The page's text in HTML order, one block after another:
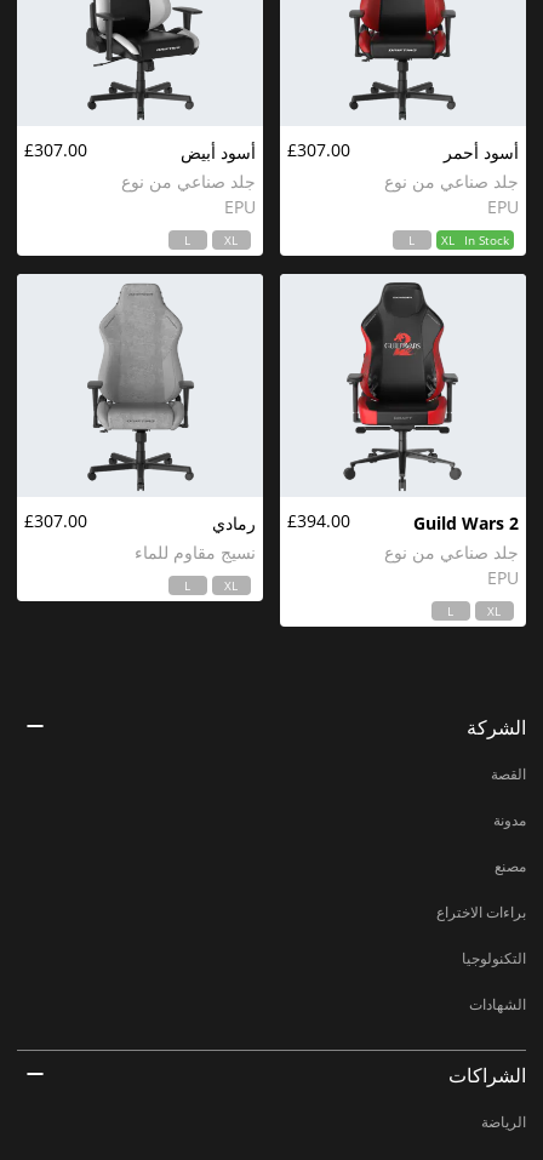
أسود أحمر
جلد صناعي من نوع
EPU
£307.00
In Stock
XL
L
أسود أبيض
جلد صناعي من نوع
EPU
£307.00
XL
L
Guild Wars 2
جلد صناعي من نوع
EPU
£394.00
XL
L
رمادي
نسيج مقاوم للماء
£307.00
XL
L
الشركة
القصة
مدونة
مصنع
براءات الاختراع
التكنولوجيا
الشهادات
الشراكات
الرياضة